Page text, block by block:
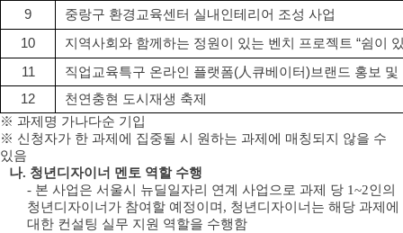
9
중랑구 환경교육센터 실내인테리어 조성 사업
10
지역사회와 함께하는 정원이 있는 벤치 프로젝트 “쉼이
11
직업교육특구 온라인 플랫폼(人 큐베이터)브랜드 홍보
12
천연충현 도시재생 축제
※ 과제명 가나다순 기입
※ 신청자가 한 과제에 집중될 시 원하는 과제에 매칭되지 않을 수
있음
나. 청년디자이너 멘토 역할 수행
- 본 사업은 서울시 뉴딜일자리 연계 사업으로 과제 당 1~2인의
청년디자이너가 참여할 예정이며 , 청년디자이너는 해당 과제에
대한 컨설팅 실무 지원 역할을 수행함